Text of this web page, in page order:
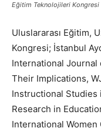
Eğitim Teknolojileri Kongresi
Uluslararası Eğitim,
Kongresi; İstanbul
International Journal
Their Implications,
Instructional Studies
Research in
International